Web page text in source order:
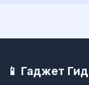
📱 Гаджет Гид